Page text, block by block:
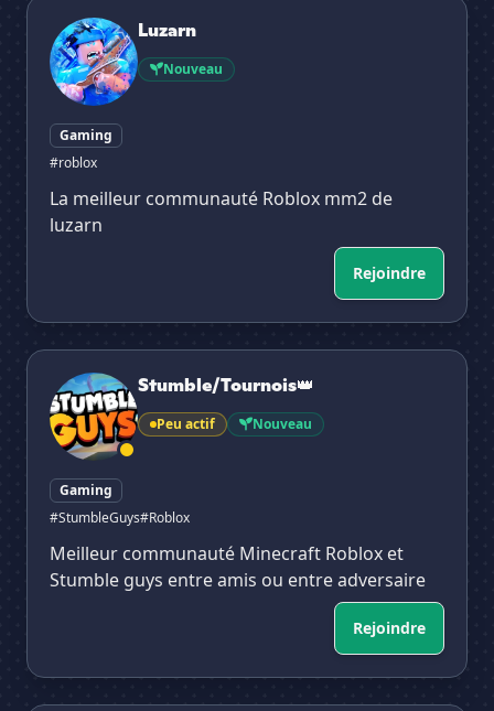
Luzarn
Luzarn
Nouveau
Gaming
#roblox
La meilleur communauté Roblox mm2 de
luzarn
Rejoindre
Stumble/Tournois👑
Stumble/Tournois👑
Peu actif Nouveau
Gaming
#StumbleGuys#Roblox
Meilleur communauté Minecraft Roblox et
Stumble guys entre amis ou entre adversaire
Rejoindre